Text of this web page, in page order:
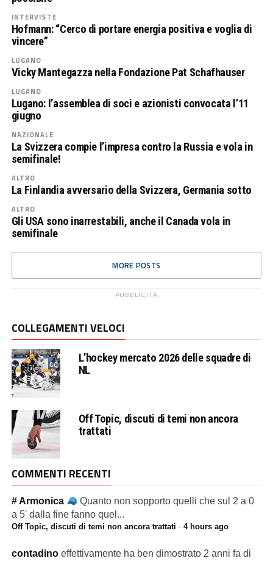
INTERVISTE
Hofmann: “Cerco di portare energia positiva e voglia di
vincere”
LUGANO
Vicky Mantegazza nella Fondazione Pat Schafhauser
LUGANO
Lugano: l’assemblea di soci e azionisti convocata l’11
giugno
NAZIONALE
La Svizzera compie l’impresa contro la Russia e vola in
semifinale!
ALTRO
La Finlandia avversario della Svizzera, Germania sotto
ALTRO
Gli USA sono inarrestabili, anche il Canada vola in
semifinale
MORE POSTS
PUBBLICITÀ
COLLEGAMENTI VELOCI
L’hockey mercato 2026 delle squadre di
NL
Off Topic, discuti di temi non ancora
trattati
COMMENTI RECENTI
# Armonica
Quanto non sopporto quelli che sul 2 a 0
a 5' dalla fine fanno quel...
Off Topic, discuti di temi non ancora trattati · 4 hours ago
contadino effettivamente ha ben dimostrato 2 anni fa di